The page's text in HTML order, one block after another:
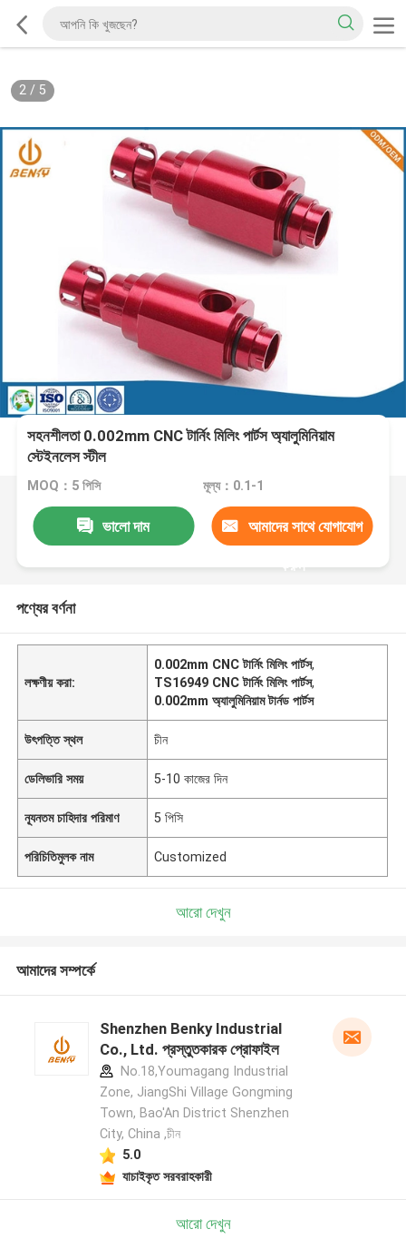
2/ 5
সহনশীলতা 0.002mm CNC টার্নিং মিলিং পার্টস অ্যালুমিনিয়াম
স্টেইনলেস স্টীল
MOQ：5 পিসি মূল্য：0.1-1
ভালো দাম আমাদের সাথে যোগাযোগ
করুন
পণ্যের বর্ণনা
লক্ষণীয় করা:
0.002mm CNC টার্নিং মিলিং পার্টস,
TS16949 CNC টার্নিং মিলিং পার্টস,
0.002mm অ্যালুমিনিয়াম টার্নড পার্টস
উৎপত্তি স্থল চীন
ডেলিভারি সময় 5-10 কাজের দিন
ন্যূনতম চাহিদার পরিমাণ 5 পিসি
পরিচিতিমুলক নাম Customized
আরো দেখুন
আমাদের সম্পর্কে
Shenzhen Benky Industrial
Co., Ltd. প্রস্তুতকারক প্রোফাইল
No.18,Youmagang Industrial
Zone, JiangShi Village Gongming
Town, Bao'An District Shenzhen
City, China ,চীন
5.0
যাচাইকৃত সরবরাহকারী
আরো দেখুন